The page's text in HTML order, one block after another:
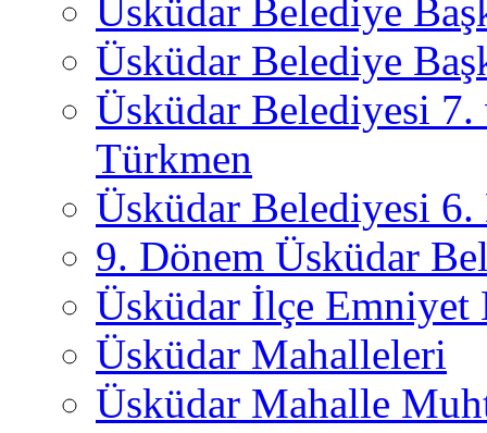
Üsküdar Belediye
Üsküdar Belediye
Üsküdar Belediyesi
Türkmen
Üsküdar Belediyesi 6.
9. Dönem Üsküdar
Üsküdar İlçe
Üsküdar Mahalleleri
Üsküdar Mahalle